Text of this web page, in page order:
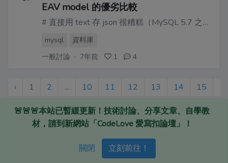
EAV model 的優劣比較
# 直接用 text 存 json 很糟糕（MySQL 5.7 之前）
mysql
資料庫
一般討論 · 7年前 1 4
‹ 1 2 ... 10 11 12 13 14 15
🚨🚨🚨本站已暫緩更新！技術討論、分享文章、自學教
材，請到新網站「CodeLove 愛寫扣論壇」！
關閉 立刻前往！